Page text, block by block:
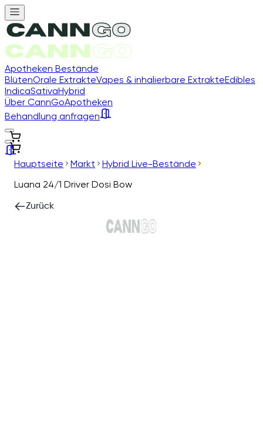
Apotheken Bestände
BlütenOrale ExtrakteVapes & inhalierbare ExtrakteEdibles
IndicaSativaHybrid
Über CannGoApotheken
Behandlung anfragen
Hauptseite Markt
Hybrid Live-Bestände
Luana 24/1 Driver Dosi Bow
Zurück